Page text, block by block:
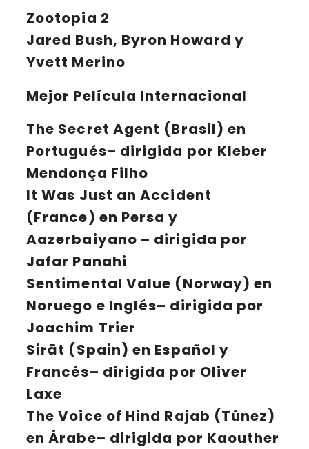
Zootopia 2
Jared Bush, Byron Howard y
Yvett Merino
Mejor Película Internacional
The Secret Agent (Brasil) en
Portugués– dirigida por Kleber
Mendonça Filho
It Was Just an Accident
(France) en Persa y
Aazerbaiyano – dirigida por
Jafar Panahi
Sentimental Value (Norway) en
Noruego e Inglés– dirigida por
Joachim Trier
Sirāt (Spain) en Español y
Francés– dirigida por Oliver
Laxe
The Voice of Hind Rajab (Túnez)
en Árabe– dirigida por Kaouther